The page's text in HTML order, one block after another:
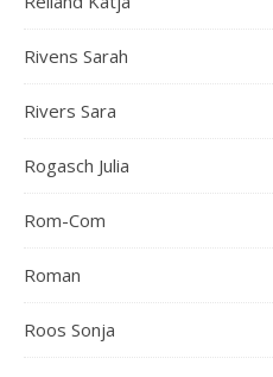
Rivens Sarah
Rivers Sara
Rogasch Julia
Rom-Com
Roman
Roos Sonja